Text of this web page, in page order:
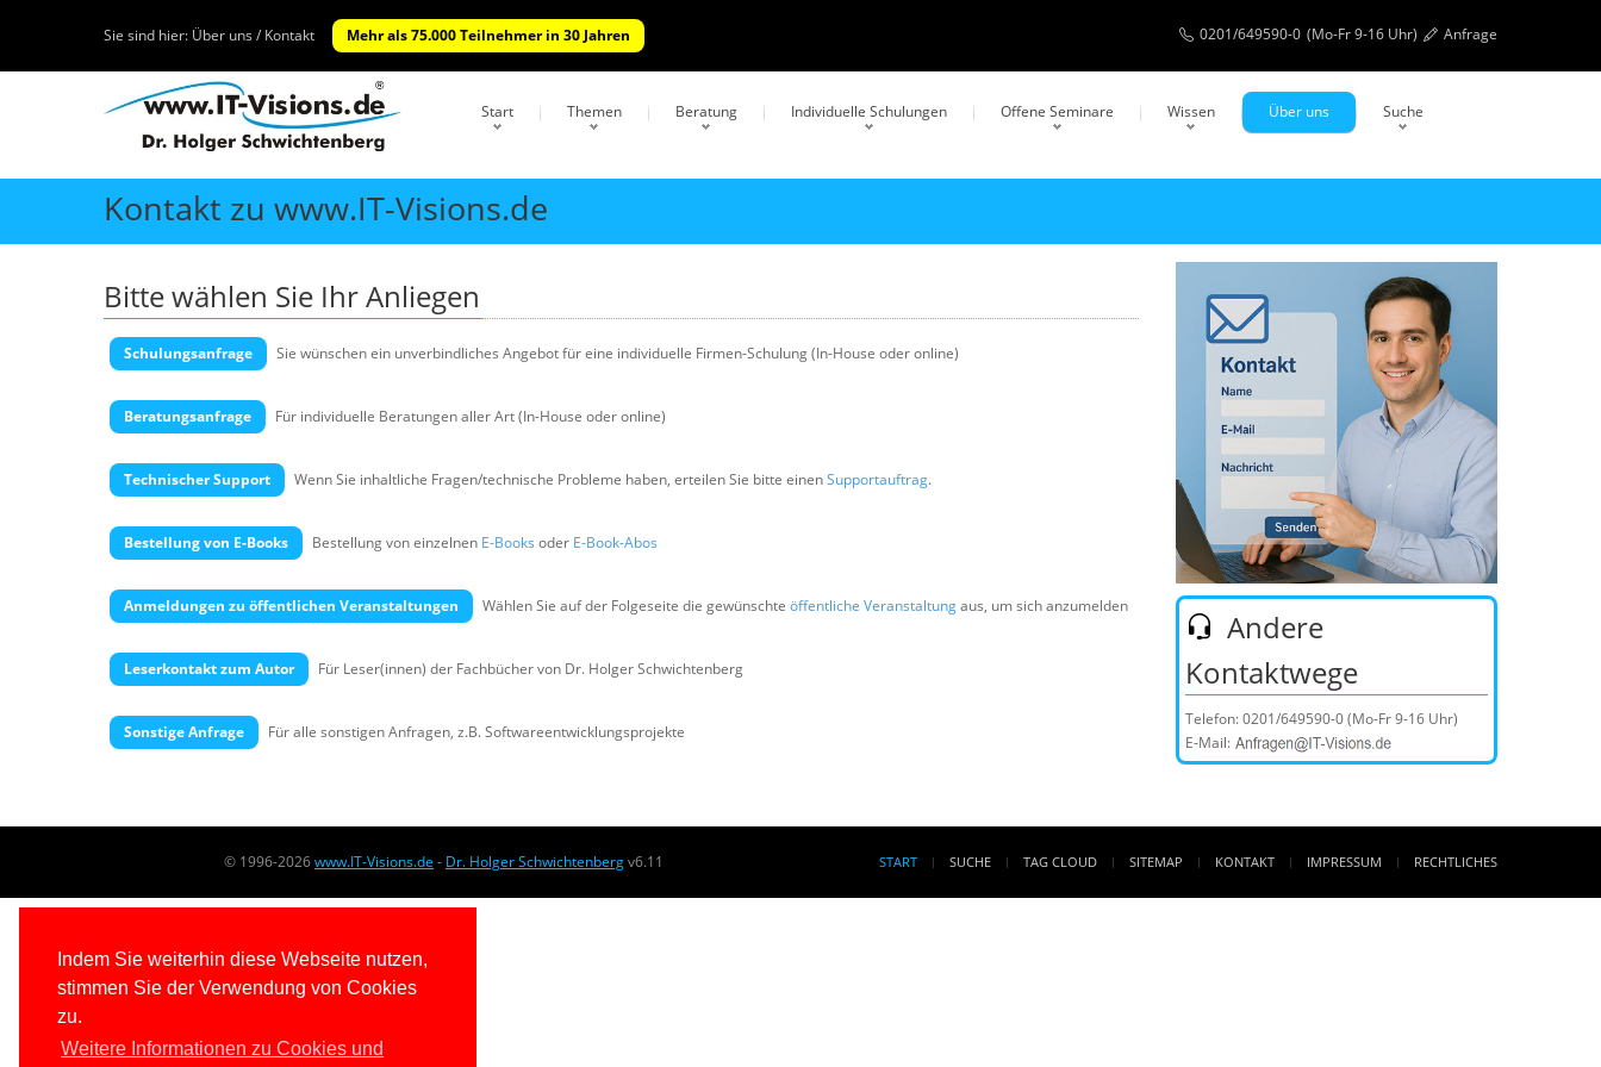
Indem Sie weiterhin diese Webseite nutzen,
stimmen Sie der Verwendung von Cookies
zu.
Weitere Informationen zu Cookies und
Sie sind hier: Über uns / Kontakt Mehr als 75.000 Teilnehmer in 30 Jahren 0201/649590-0 (Mo-Fr 9-16 Uhr) Anfrage
Start Themen Beratung Individuelle Schulungen Offene Seminare Wissen Über uns Suche
Kontakt zu www.IT-Visions.de
Bitte wählen Sie Ihr Anliegen
Schulungsanfrage Sie wünschen ein unverbindliches Angebot für eine individuelle Firmen-Schulung (In-House oder online)
Beratungsanfrage Für individuelle Beratungen aller Art (In-House oder online)
Technischer Support Wenn Sie inhaltliche Fragen/technische Probleme haben, erteilen Sie bitte einenSupportauftrag.
Bestellung von E-Books Bestellung von einzelnen E-Books oder E-Book-Abos
Anmeldungen zu öffentlichen Veranstaltungen Wählen Sie auf der Folgeseite die gewünschte öffentliche Veranstaltungaus, um sich anzumelden
Leserkontakt zum Autor Für Leser(innen) der Fachbücher von Dr. Holger Schwichtenberg
Sonstige Anfrage Für alle sonstigen Anfragen, z.B. Softwareentwicklungsprojekte
Andere
Kontaktwege
Telefon:0201/649590-0(Mo-Fr 9-16 Uhr)
E-Mail:
© 1996-2026www.IT-Visions.de - Dr. Holger Schwichtenbergv6.11 START SUCHE TAG CLOUD SITEMAP KONTAKT IMPRESSUM RECHTLICHES